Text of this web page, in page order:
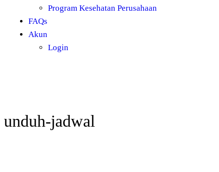
Program Kesehatan Perusahaan
FAQs
Akun
Login
unduh-jadwal